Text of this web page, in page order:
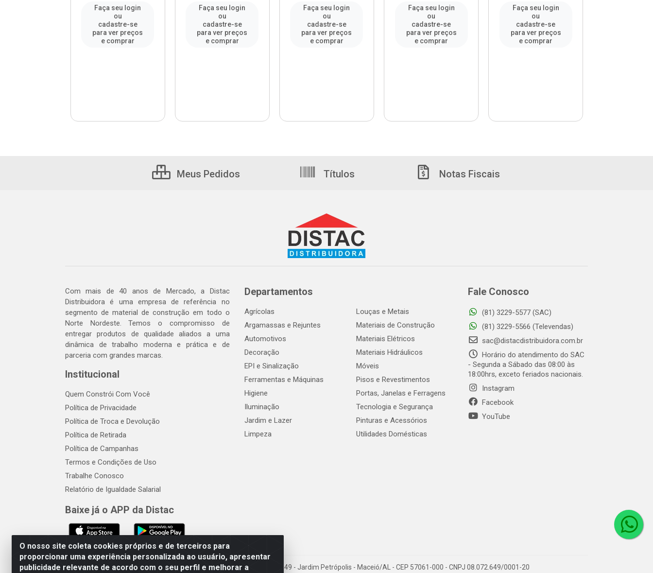
Faça seu login
ou
cadastre-se
para ver preços
e comprar
Faça seu login
ou
cadastre-se
para ver preços
e comprar
Faça seu login
ou
cadastre-se
para ver preços
e comprar
Faça seu login
ou
cadastre-se
para ver preços
e comprar
Faça seu login
ou
cadastre-se
para ver preços
e comprar
O nosso site coleta cookies próprios e de terceiros para
proporcionar uma experiência personalizada ao usuário, apresentar
publicidade relevante de acordo com o seu perfil e melhorar a
Meus Pedidos Títulos Notas Fiscais
Com mais de 40 anos de Mercado, a Distac
Distribuidora é uma empresa de referência no
segmento de material de construção em todo o
Norte Nordeste. Temos o compromisso de
entregar produtos de qualidade aliados a uma
dinâmica de trabalho moderna e prática e de
parceria com grandes marcas.
Institucional
Quem Constrói Com Você
Política de Privacidade
Política de Troca e Devolução
Política de Retirada
Política de Campanhas
Termos e Condições de Uso
Trabalhe Conosco
Relatório de Igualdade Salarial
Baixe já o APP da Distac
Departamentos
Agrícolas
Argamassas e Rejuntes
Automotivos
Decoração
EPI e Sinalização
Ferramentas e Máquinas
Higiene
Iluminação
Jardim e Lazer
Limpeza
Louças e Metais
Materiais de Construção
Materiais Elétricos
Materiais Hidráulicos
Móveis
Pisos e Revestimentos
Portas, Janelas e Ferragens
Tecnologia e Segurança
Pinturas e Acessórios
Utilidades Domésticas
Fale Conosco
(81) 3229-5577 (SAC)
(81) 3229-5566 (Televendas)
sac@distacdistribuidora.com.br
Horário do atendimento do SAC
- Segunda a Sábado das 08:00 às
18:00hrs, exceto feriados nacionais.
Instagram
Facebook
YouTube
Distac Distribuidora - Av. Durval de Góes Monteiro, 7049 - Jardim Petrópolis - Maceió/AL - CEP 57061-000 - CNPJ 08.072.649/0001-20